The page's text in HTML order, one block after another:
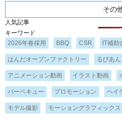
その
人気記事
キーワード
2026年春採用
BBQ CSR IT補助
はんだオープンファクトリー るびあん
アニメーション動画 イラスト動画
バーベキュー プロモーション ヘイ
モデル撮影 モーショングラフィックス